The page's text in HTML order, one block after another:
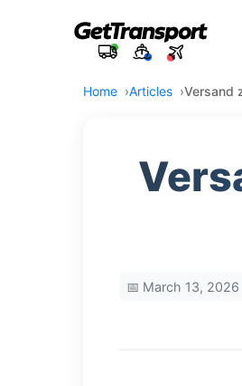
Home Articles Versand
📅 March 13, 2026